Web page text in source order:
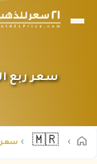
سعر ربع الجنيه
🇲🇷 سعر